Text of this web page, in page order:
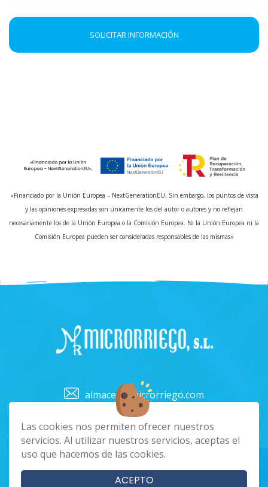
Las cookies nos permiten ofrecer nuestros
servicios. Al utilizar nuestros servicios, aceptas el
uso que hacemos de las cookies.
ACEPTO
SOLICITAR INFORMACIÓN
«Financiado por la Unión Europea – NextGenerationEU. Sin embargo, los puntos de vista
y las opiniones expresadas son únicamente los del autor o autores y no reflejan
necesariamente los de la Unión Europea o la Comisión Europea. Ni la Unión Europea ni la
Comisión Europea pueden ser consideradas responsables de las mismas»
almacen@microrriego.com
928 62 20 68 / 672 660 943
C/ Hoya del Cano, Nº4 CP.35414 - Bañaderos
Arucas
Lunes a Viernes: 8:00 a 16:00
Facebook